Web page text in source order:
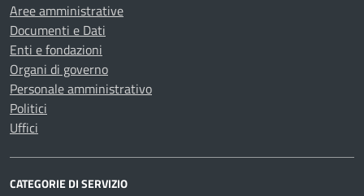
Aree amministrative
Documenti e Dati
Enti e fondazioni
Organi di governo
Personale amministrativo
Politici
Uffici
CATEGORIE DI SERVIZIO